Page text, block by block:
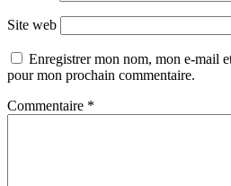
Site web
Enregistrer mon nom, mon e-mail
pour mon prochain commentaire.
Commentaire *